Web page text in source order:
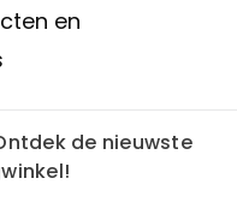
en
de nieuwste